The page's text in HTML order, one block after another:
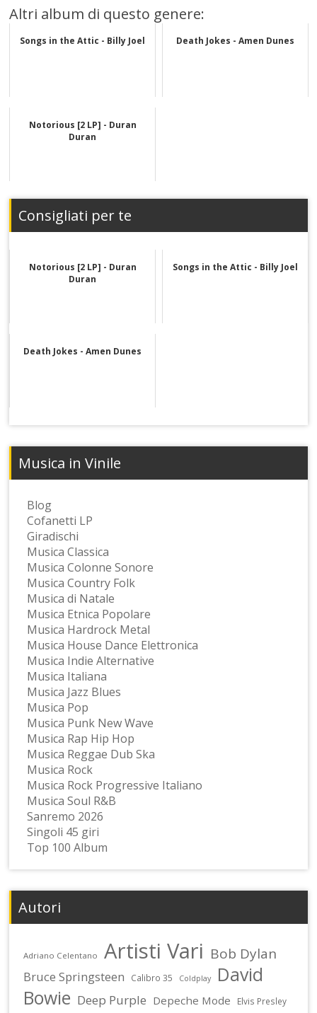
Altri album di questo genere:
Songs in the Attic - Billy Joel Death Jokes - Amen Dunes
Notorious [2 LP] - Duran
Duran
Consigliati per te
Notorious [2 LP] - Duran
Duran
Songs in the Attic - Billy Joel
Death Jokes - Amen Dunes
Musica in Vinile
Blog
Cofanetti LP
Giradischi
Musica Classica
Musica Colonne Sonore
Musica Country Folk
Musica di Natale
Musica Etnica Popolare
Musica Hardrock Metal
Musica House Dance Elettronica
Musica Indie Alternative
Musica Italiana
Musica Jazz Blues
Musica Pop
Musica Punk New Wave
Musica Rap Hip Hop
Musica Reggae Dub Ska
Musica Rock
Musica Rock Progressive Italiano
Musica Soul R&B
Sanremo 2026
Singoli 45 giri
Top 100 Album
Autori
Adriano Celentano Artisti Vari Bob Dylan
Bruce Springsteen Calibro 35 Coldplay
David
Bowie Deep Purple Depeche Mode Elvis Presley